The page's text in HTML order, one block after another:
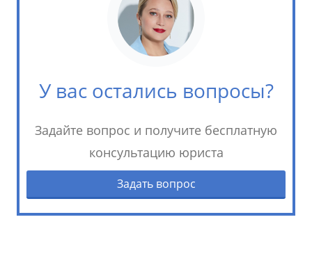
У вас остались вопросы?
Задайте вопрос и получите бесплатную
консультацию юриста
Задать вопрос